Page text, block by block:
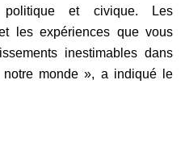
politique et civique. Les
les expériences que vous
inestimables dans
monde », a indiqué le